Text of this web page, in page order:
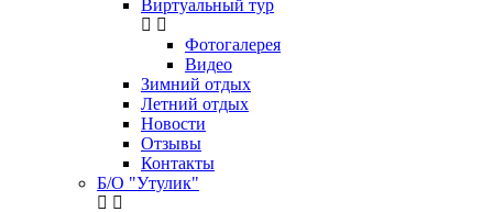
Виртуальный тур
Фотогалерея
Видео
Зимний отдых
Летний отдых
Новости
Отзывы
Контакты
Б/О "Утулик"